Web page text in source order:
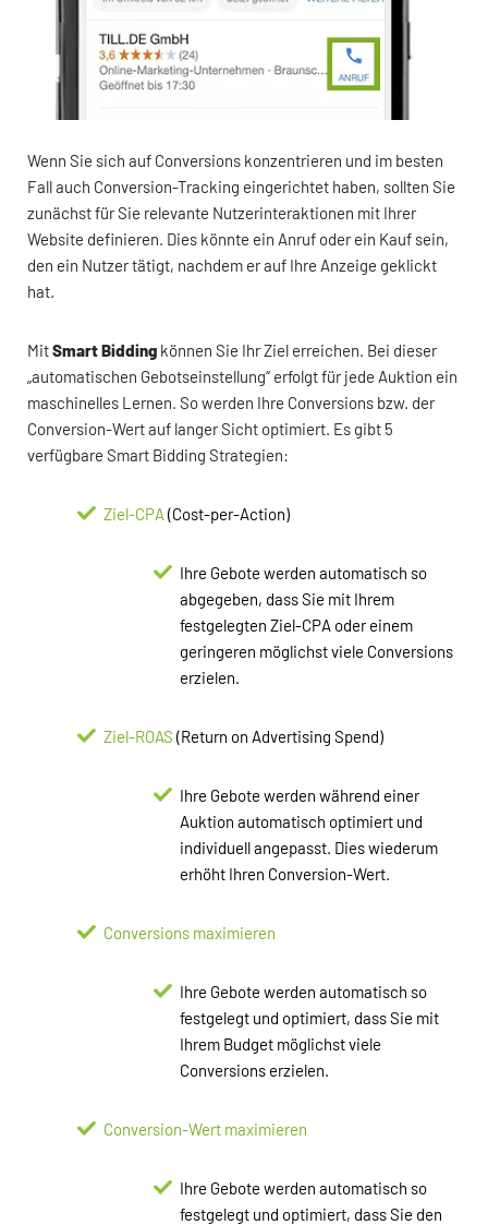
Wenn Sie sich auf Conversions konzentrieren und im besten
Fall auch Conversion-Tracking eingerichtet haben, sollten Sie
zunächst für Sie relevante Nutzerinteraktionen mit Ihrer
Website definieren. Dies könnte ein Anruf oder ein Kauf sein,
den ein Nutzer tätigt, nachdem er auf Ihre Anzeige geklickt
hat.
MitSmart Bidding können Sie Ihr Ziel erreichen. Bei dieser
„automatischen Gebotseinstellung“ erfolgt für jede Auktion ein
maschinelles Lernen. So werden Ihre Conversions bzw. der
Conversion-Wert auf langer Sicht optimiert. Es gibt 5
verfügbare Smart Bidding Strategien:
Ziel-CPA(Cost-per-Action)
Ihre Gebote werden automatisch so
abgegeben, dass Sie mit Ihrem
festgelegten Ziel-CPA oder einem
geringeren möglichst viele Conversions
erzielen.
Ziel-ROAS (Return on Advertising Spend)
Ihre Gebote werden während einer
Auktion automatisch optimiert und
individuell angepasst. Dies wiederum
erhöht Ihren Conversion-Wert.
Conversions maximieren
Ihre Gebote werden automatisch so
festgelegt und optimiert, dass Sie mit
Ihrem Budget möglichst viele
Conversions erzielen.
Conversion-Wert maximieren
Ihre Gebote werden automatisch so
festgelegt und optimiert, dass Sie den